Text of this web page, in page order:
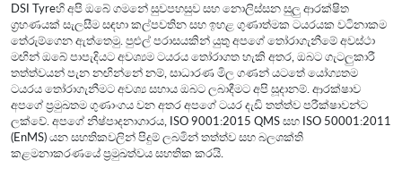
DSI Tyreහි අපි ඔබේ ගමනේ සුවපහසුව සහ නොලිස්සන සුලු ආරක්ෂිත
ග්‍රහණයක් සැලසීම සඳහා කල්පවතින සහ ඉහළ ගුණාත්මක ටයරයක වටිනාකම
තේරුම්ගෙන ඇත්තෙමු. පුළුල් පරාසයකින් යුතු අපගේ තෝරාගැනීමේ අවස්ථා
මඟින් ඔබේ පාපැදියට අවශ්‍යම ටයරය තෝරාගත හැකි අතර, ඔබට ගැටලුකාරී
තත්ත්වයන් පැන නඟින්නේ නම්, සාධාරණ මිල ගණන් යටතේ යෝග්‍යතම
ටයරය තෝරාගැනීමට අවශ්‍ය සහාය ඔබට ලබාදීමට අපි සූදානම්. ආරක්ෂාව
අපගේ ප්‍රමුඛතම ගුණාංගය වන අතර අපගේ ටයර දැඩි තත්ත්ව පරීක්ෂාවන්ට
ලක්වේ. අපගේ නිෂ්පාදනාගාරය, ISO 9001:2015 QMS සහ ISO 50001:2011
(EnMS) යන සහතිකවලින් පිදුම් ලබමින් තත්ත්ව සහ බලශක්ති
කළමනාකරණයේ ප්‍රමුඛත්වය සහතික කරයි.